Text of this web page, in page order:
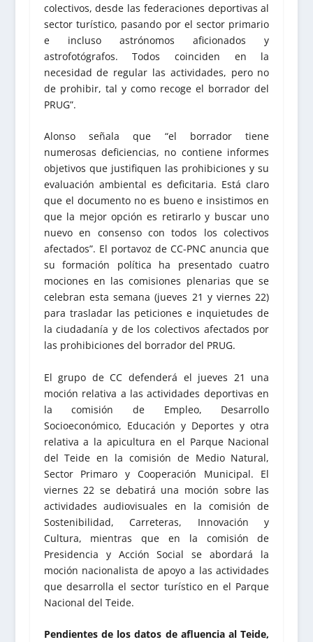
colectivos, desde las federaciones deportivas al
sector turístico, pasando por el sector primario
e incluso astrónomos aficionados y
astrofotógrafos. Todos coinciden en la
necesidad de regular las actividades, pero no
de prohibir, tal y como recoge el borrador del
PRUG”.
Alonso señala que “el borrador tiene
numerosas deficiencias, no contiene informes
objetivos que justifiquen las prohibiciones y su
evaluación ambiental es deficitaria. Está claro
que el documento no es bueno e insistimos en
que la mejor opción es retirarlo y buscar uno
nuevo en consenso con todos los colectivos
afectados”. El portavoz de CC-PNC anuncia que
su formación política ha presentado cuatro
mociones en las comisiones plenarias que se
celebran esta semana (jueves 21 y viernes 22)
para trasladar las peticiones e inquietudes de
la ciudadanía y de los colectivos afectados por
las prohibiciones del borrador del PRUG.
El grupo de CC defenderá el jueves 21 una
moción relativa a las actividades deportivas en
la comisión de Empleo, Desarrollo
Socioeconómico, Educación y Deportes y otra
relativa a la apicultura en el Parque Nacional
del Teide en la comisión de Medio Natural,
Sector Primaro y Cooperación Municipal. El
viernes 22 se debatirá una moción sobre las
actividades audiovisuales en la comisión de
Sostenibilidad, Carreteras, Innovación y
Cultura, mientras que en la comisión de
Presidencia y Acción Social se abordará la
moción nacionalista de apoyo a las actividades
que desarrolla el sector turístico en el Parque
Nacional del Teide.
Pendientes de los datos de afluencia al Teide,